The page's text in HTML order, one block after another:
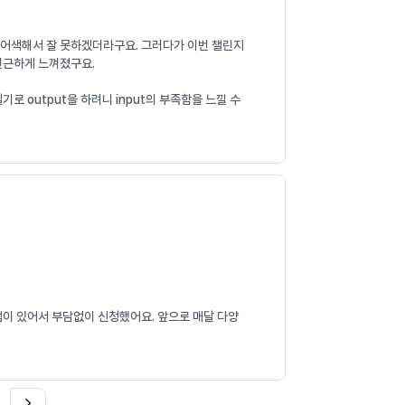
색해서 잘 못하겠더라구요. 그러다가 이번 챌린지
하게 느껴졌구요.
기로 output을 하려니 input의 부족함을 느낄 수
있어서 부담없이 신청했어요. 앞으로 매달 다양